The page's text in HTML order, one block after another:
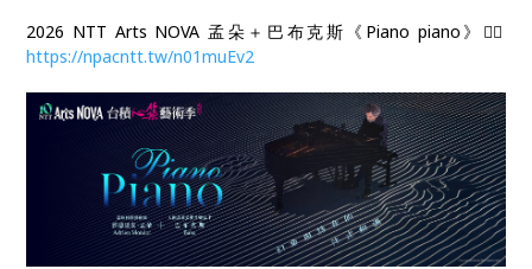
2026 NTT Arts NOVA 孟朵＋巴布克斯《Piano piano》👉🏻
https://npacntt.tw/n01muEv2